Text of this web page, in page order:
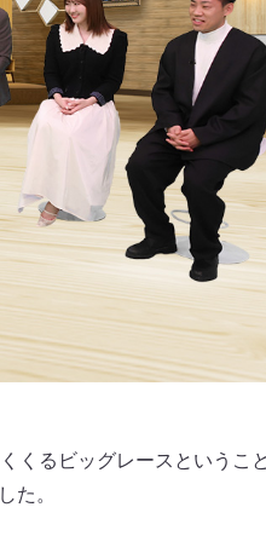
くるビッグレースということ
た。